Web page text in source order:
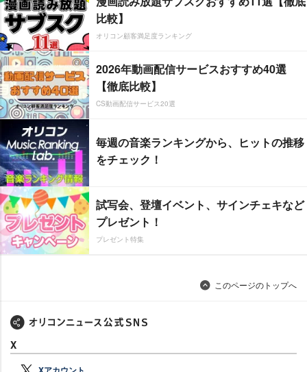
比較】
オリコン顧客満足度ランキング
2026年動画配信サービスおすすめ40選
【徹底比較】
CS動画配信サービス20選
毎週の音楽ランキングから、ヒットの推移
をチェック！
試写会、登壇イベント、サインチェキなど
プレゼント！
プレゼント特集
このページのトップへ
X